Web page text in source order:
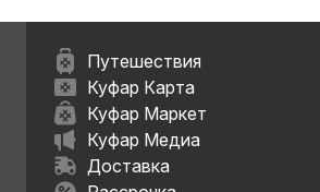
Путешествия
Куфар Карта
Куфар Маркет
Куфар Медиа
Доставка